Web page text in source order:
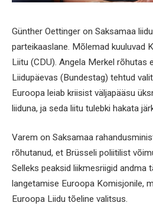
Günther Oettinger on Saksamaa
parteikaaslane. Mõlemad kuuluvad
Liitu (CDU). Angela Merkel rõhutas
Liidupäevas (Bundestag) tehtud
Euroopa leiab kriisist väljapääsu
liiduna, ja seda liitu tulebki hakata
Varem on Saksamaa
rõhutanud, et Brüsseli poliitilist
Selleks peaksid liikmesriigid
langetamise Euroopa Komisjonile,
Euroopa Liidu tõeline valitsus.